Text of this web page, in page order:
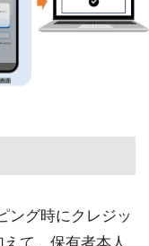
ング時にクレジッ
て、保有者本人